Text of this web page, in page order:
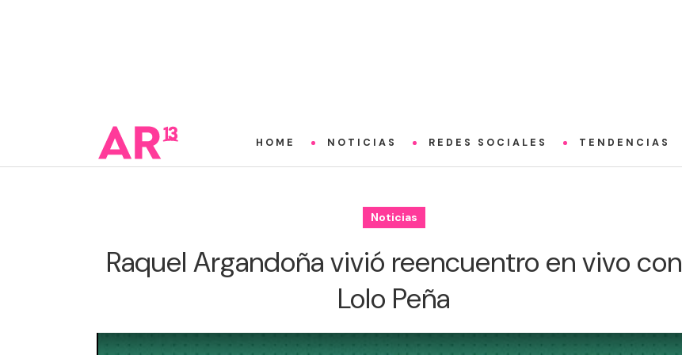
HOME NOTICIAS REDES SOCIALES TENDENCIAS
Noticias
Raquel Argandoña vivió reencuentro en vivo con
Lolo Peña